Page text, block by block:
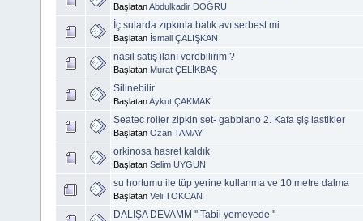
BaşlatanAbdulkadir DOĞRU
İç sularda zıpkınla balık avı serbest mi
Başlatan İsmail ÇALIŞKAN
nasıl satış ilanı verebilirim ?
Başlatan Murat ÇELİKBAŞ
Silinebilir
BaşlatanAykut ÇAKMAK
Seatec roller zipkin set- gabbiano 2. Kafa şiş lastikler
Başlatan Ozan TAMAY
orkinosa hasret kaldık
Başlatan Selim UYGUN
su hortumu ile tüp yerine kullanma ve 10 metre dalma
Başlatan Veli TOKCAN
DALIŞA DEVAMM '' Tabii yemeyede ''